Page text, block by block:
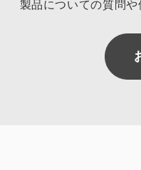
製品についての質問や